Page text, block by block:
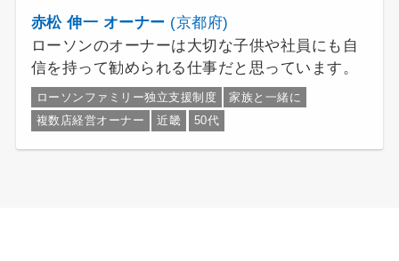
赤松 伸一 オーナー (京都府)
ローソンのオーナーは大切な子供や社員にも自
信を持って勧められる仕事だと思っています。
ローソンファミリー独立支援制度
家族と一緒に
複数店経営オーナー
近畿 50代